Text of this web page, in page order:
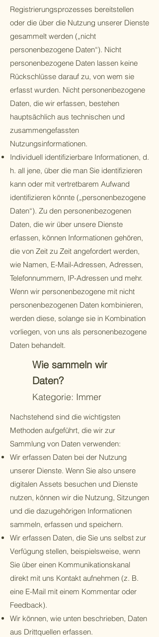
Registrierungsprozesses bereitstellen
oder die über die Nutzung unserer Dienste
gesammelt werden („nicht
personenbezogene Daten“). Nicht
personenbezogene Daten lassen keine
Rückschlüsse darauf zu, von wem sie
erfasst wurden. Nicht personenbezogene
Daten, die wir erfassen, bestehen
hauptsächlich aus technischen und
zusammengefassten
Nutzungsinformationen.
Individuell identifizierbare Informationen, d.
h. all jene, über die man Sie identifizieren
kann oder mit vertretbarem Aufwand
identifizieren könnte („personenbezogene
Daten“). Zu den personenbezogenen
Daten, die wir über unsere Dienste
erfassen, können Informationen gehören,
die von Zeit zu Zeit angefordert werden,
wie Namen, E-Mail-Adressen, Adressen,
Telefonnummern, IP-Adressen und mehr.
Wenn wir personenbezogene mit nicht
personenbezogenen Daten kombinieren,
werden diese, solange sie in Kombination
vorliegen, von uns als personenbezogene
Daten behandelt.
Wie sammeln wir
Daten?
Kategorie: Immer
Nachstehend sind die wichtigsten
Methoden aufgeführt, die wir zur
Sammlung von Daten verwenden:
Wir erfassen Daten bei der Nutzung
unserer Dienste. Wenn Sie also unsere
digitalen Assets besuchen und Dienste
nutzen, können wir die Nutzung, Sitzungen
und die dazugehörigen Informationen
sammeln, erfassen und speichern.
Wir erfassen Daten, die Sie uns selbst zur
Verfügung stellen, beispielsweise, wenn
Sie über einen Kommunikationskanal
direkt mit uns Kontakt aufnehmen (z. B.
eine E-Mail mit einem Kommentar oder
Feedback).
Wir können, wie unten beschrieben, Daten
aus Drittquellen erfassen.